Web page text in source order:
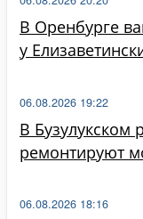
В Оренбурге
у
В Бузулукском
ремонтируют
06.08.2026 19:22
06.08.2026 18:16